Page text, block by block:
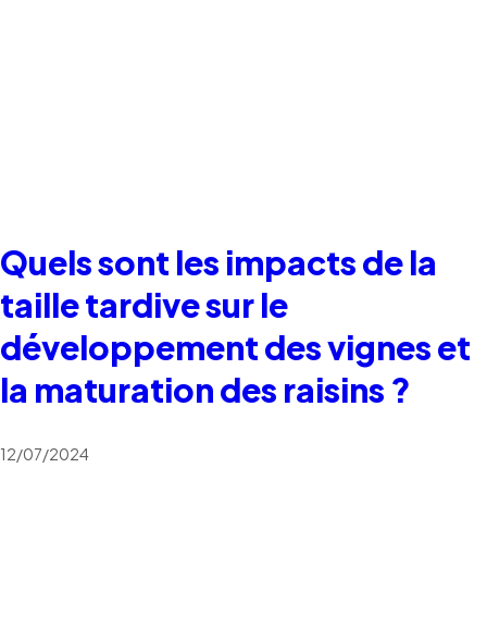
Quels sont les impacts de la
taille tardive sur le
développement des vignes et
la maturation des raisins ?
12/07/2024